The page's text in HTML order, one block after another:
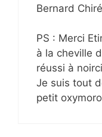
Bernard
PS : Merci
à la cheville
réussi à
Je suis tout
petit